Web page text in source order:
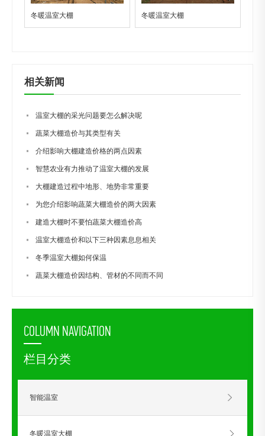
冬暖温室大棚 冬暖温室大棚
相关新闻
温室大棚的采光问题要怎么解决呢
蔬菜大棚造价与其类型有关
介绍影响大棚建造价格的两点因素
智慧农业有力推动了温室大棚的发展
大棚建造过程中地形、地势非常重要
为您介绍影响蔬菜大棚造价的两大因素
建造大棚时不要怕蔬菜大棚造价高
温室大棚造价和以下三种因素息息相关
冬季温室大棚如何保温
蔬菜大棚造价因结构、管材的不同而不同
COLUMN NAVIGATION
栏目分类
智能温室
冬暖温室大棚